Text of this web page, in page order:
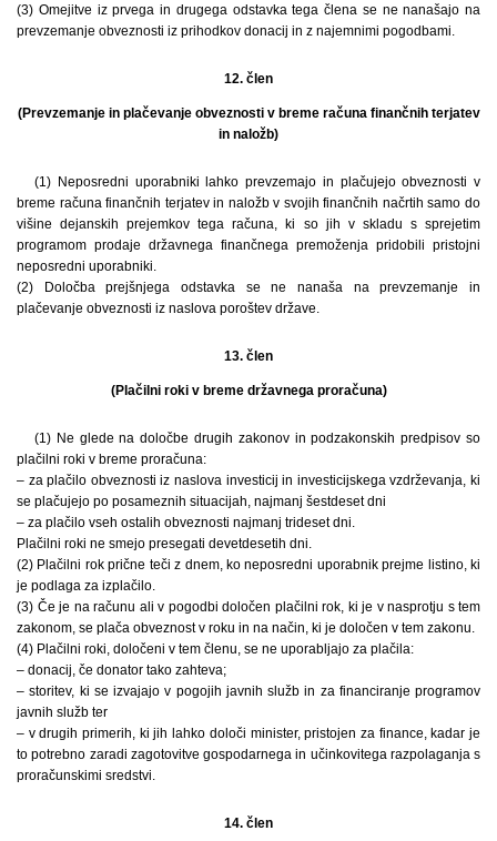
(3) Omejitve iz prvega in drugega odstavka tega člena se ne nanašajo na
prevzemanje obveznosti iz prihodkov donacij in z najemnimi pogodbami.
12. člen
(Prevzemanje in plačevanje obveznosti v breme računa finančnih terjatev
in naložb)
(1) Neposredni uporabniki lahko prevzemajo in plačujejo obveznosti v
breme računa finančnih terjatev in naložb v svojih finančnih načrtih samo do
višine dejanskih prejemkov tega računa, ki so jih v skladu s sprejetim
programom prodaje državnega finančnega premoženja pridobili pristojni
neposredni uporabniki.
(2) Določba prejšnjega odstavka se ne nanaša na prevzemanje in
plačevanje obveznosti iz naslova poroštev države.
13. člen
(Plačilni roki v breme državnega proračuna)
(1) Ne glede na določbe drugih zakonov in podzakonskih predpisov so
plačilni roki v breme proračuna:
– za plačilo obveznosti iz naslova investicij in investicijskega vzdrževanja, ki
se plačujejo po posameznih situacijah, najmanj šestdeset dni
– za plačilo vseh ostalih obveznosti najmanj trideset dni.
Plačilni roki ne smejo presegati devetdesetih dni.
(2) Plačilni rok prične teči z dnem, ko neposredni uporabnik prejme listino, ki
je podlaga za izplačilo.
(3) Če je na računu ali v pogodbi določen plačilni rok, ki je v nasprotju s tem
zakonom, se plača obveznost v roku in na način, ki je določen v tem zakonu.
(4) Plačilni roki, določeni v tem členu, se ne uporabljajo za plačila:
– donacij, če donator tako zahteva;
– storitev, ki se izvajajo v pogojih javnih služb in za financiranje programov
javnih služb ter
– v drugih primerih, ki jih lahko določi minister, pristojen za finance, kadar je
to potrebno zaradi zagotovitve gospodarnega in učinkovitega razpolaganja s
proračunskimi sredstvi.
14. člen